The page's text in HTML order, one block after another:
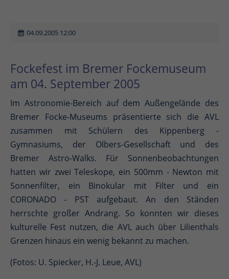
04.09.2005 12:00
Fockefest im Bremer Fockemuseum
am 04. September 2005
Im Astronomie-Bereich auf dem Außengelände des
Bremer Focke-Museums präsentierte sich die AVL
zusammen mit Schülern des Kippenberg -
Gymnasiums, der Olbers-Gesellschaft und des
Bremer Astro-Walks. Für Sonnenbeobachtungen
hatten wir zwei Teleskope, ein 500mm - Newton mit
Sonnenfilter, ein Binokular mit Filter und ein
CORONADO - PST aufgebaut. An den Ständen
herrschte großer Andrang. So konnten wir dieses
kulturelle Fest nutzen, die AVL auch über Lilienthals
Grenzen hinaus ein wenig bekannt zu machen.
(Fotos: U. Spiecker, H.-J. Leue, AVL)